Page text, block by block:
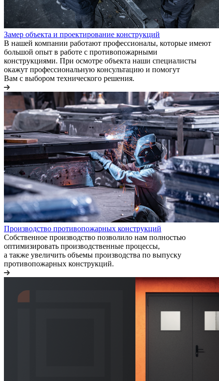
Замер объекта и проектирование конструкций
В нашей компании работают профессионалы, которые имеют
большой опыт в работе с противопожарными
конструкциями. При осмотре объекта наши специалисты
окажут профессиональную консультацию и помогут
Вам с выбором технического решения.
Производство противопожарных конструкций
Собственное производство позволило нам полностью
оптимизировать производственные процессы,
а также увеличить объемы производства по выпуску
противопожарных конструкций.